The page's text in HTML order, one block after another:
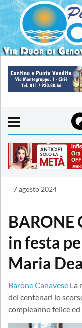
7 agosto 2024
BARONE
in festa
Maria
Barone Canavese La
dei centenari lo
compleanno felice